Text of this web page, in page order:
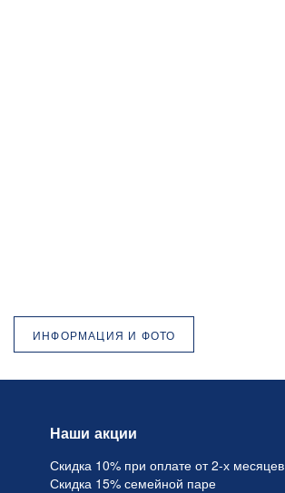
ИНФОРМАЦИЯ И ФОТО
Наши акции
Скидка 10% при оплате от 2-х месяцев
Скидка 15% семейной паре